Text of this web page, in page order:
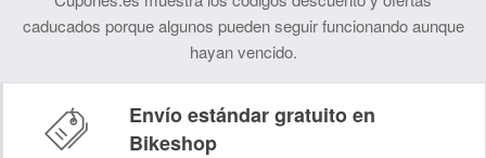
caducados porque algunos pueden seguir funcionando aunque
hayan vencido.
Envío estándar gratuito en
Bikeshop
Nombre:
Correo electrónico: